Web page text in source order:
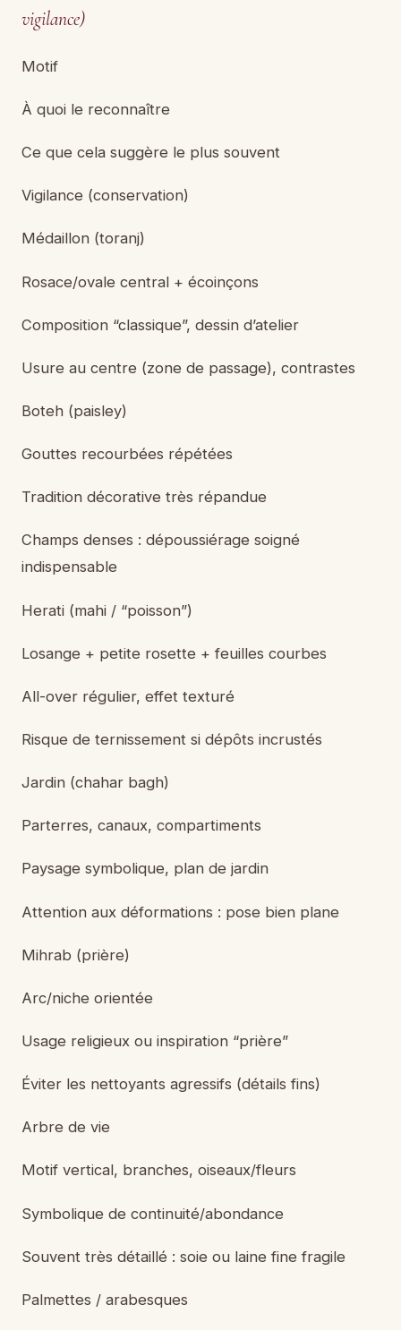
vigilance)
Motif
À quoi le reconnaître
Ce que cela suggère le plus souvent
Vigilance (conservation)
Médaillon (toranj)
Rosace/ovale central + écoinçons
Composition “classique”, dessin d’atelier
Usure au centre (zone de passage), contrastes
Boteh (paisley)
Gouttes recourbées répétées
Tradition décorative très répandue
Champs denses : dépoussiérage soigné
indispensable
Herati (mahi / “poisson”)
Losange + petite rosette + feuilles courbes
All-over régulier, effet texturé
Risque de ternissement si dépôts incrustés
Jardin (chahar bagh)
Parterres, canaux, compartiments
Paysage symbolique, plan de jardin
Attention aux déformations : pose bien plane
Mihrab (prière)
Arc/niche orientée
Usage religieux ou inspiration “prière”
Éviter les nettoyants agressifs (détails fins)
Arbre de vie
Motif vertical, branches, oiseaux/fleurs
Symbolique de continuité/abondance
Souvent très détaillé : soie ou laine fine fragile
Palmettes / arabesques